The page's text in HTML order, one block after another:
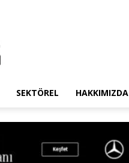
SEKTÖREL HAKKIMIZDA